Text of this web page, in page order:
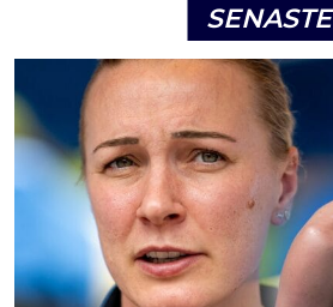
SENASTE